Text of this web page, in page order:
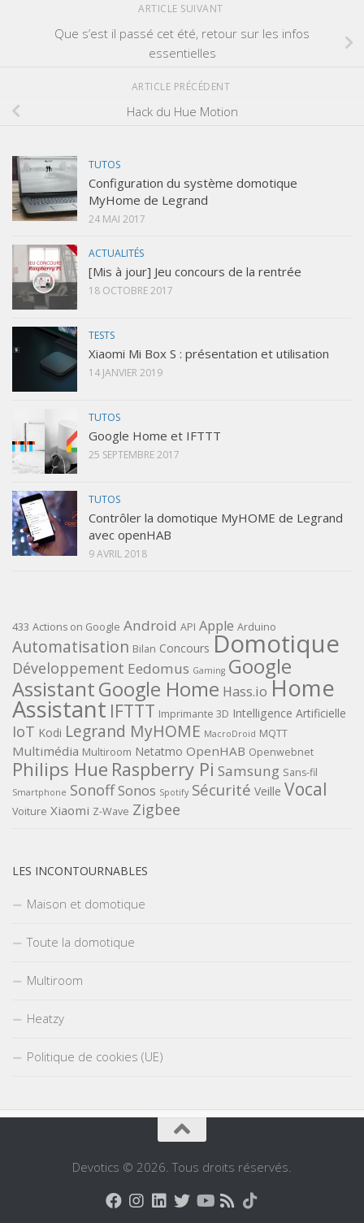
ARTICLE SUIVANT
Que s’est il passé cet été, retour sur les infos
essentielles
ARTICLE PRÉCÉDENT
Hack du Hue Motion
TUTOS
Configuration du système domotique
MyHome de Legrand
24 MAI 2017
ACTUALITÉS
[Mis à jour] Jeu concours de la rentrée
18 OCTOBRE 2017
TESTS
Xiaomi Mi Box S : présentation et utilisation
14 JANVIER 2019
TUTOS
Google Home et IFTTT
25 SEPTEMBRE 2017
TUTOS
Contrôler la domotique MyHOME de Legrand
avec openHAB
9 AVRIL 2018
433 Actions on Google Android API Apple Arduino
Automatisation Bilan Concours Domotique
Développement Eedomus Gaming Google
AssistantGoogle Home Hass.io Home
Assistant IFTTT Imprimante 3D Intelligence Artificielle
IoT Kodi Legrand MyHOME MacroDroid MQTT
Multimédia Multiroom Netatmo OpenHAB Openwebnet
Philips Hue Raspberry Pi Samsung Sans-fil
Smartphone SonoffSonos Spotify Sécurité Veille Vocal
Voiture Xiaomi Z-Wave Zigbee
LES INCONTOURNABLES
Maison et domotique
Toute la domotique
Multiroom
Heatzy
Politique de cookies (UE)
Devotics © 2026. Tous droits réservés.